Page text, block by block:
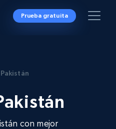
Prueba gratuita
Pakistán
con mejor